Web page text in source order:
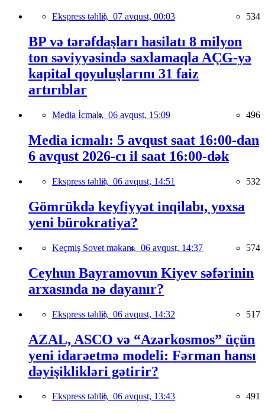
Ekspress təhlil, 07 avqust, 00:03 534
BP və tərəfdaşları hasilatı 8 milyon
ton səviyyəsində saxlamaqla AÇG-yə
kapital qoyuluşlarını 31 faiz
artırıblar
Media İcmalı, 06 avqust, 15:09 496
Media icmalı: 5 avqust saat 16:00-dan
6 avqust 2026-cı il saat 16:00-dək
Ekspress təhlil, 06 avqust, 14:51 532
Gömrükdə keyfiyyət inqilabı, yoxsa
yeni bürokratiya?
Keçmiş Sovet məkanı, 06 avqust, 14:37 574
Ceyhun Bayramovun Kiyev səfərinin
arxasında nə dayanır?
Ekspress təhlil, 06 avqust, 14:32 517
AZAL, ASCO və “Azərkosmos” üçün
yeni idarəetmə modeli: Fərman hansı
dəyişiklikləri gətirir?
Ekspress təhlil, 06 avqust, 13:43 491